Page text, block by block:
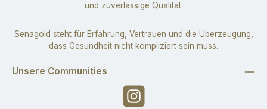
und zuverlässige Qualität.
Senagold steht für Erfahrung, Vertrauen und die Überzeugung,
dass Gesundheit nicht kompliziert sein muss.
Unsere Communities
Instagram